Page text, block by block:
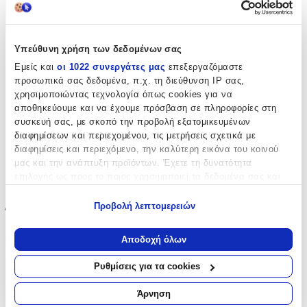
Υπεύθυνη χρήση των δεδομένων σας
Εμείς και οι 1022 συνεργάτες μας επεξεργαζόμαστε
προσωπικά σας δεδομένα, π.χ. τη διεύθυνση IP σας,
χρησιμοποιώντας τεχνολογία όπως cookies για να
αποθηκεύουμε και να έχουμε πρόσβαση σε πληροφορίες στη
συσκευή σας, με σκοπό την προβολή εξατομικευμένων
διαφημίσεων και περιεχομένου, τις μετρήσεις σχετικά με
διαφημίσεις και περιεχόμενο, την καλύτερη εικόνα του κοινού
μας και την ανάπτυξη προϊόντων. Έχετε τη δυνατότητα
Να συλλέξουμε πληροφορίες σχετικά με τη γεωγραφική
σας τοποθεσία, οι οποίες μπορεί να είναι ακριβείς σε
απόσταση μερικών μέτρων
Να αναγνωρίσουμε τη συσκευή σας σαρώνοντας ενεργά
για συγκεκριμένα χαρακτηριστικά (δακτυλικό αποτύπωμα)
Μάθετε περισσότερα σχετικά με τον τρόπο επεξεργασίας των
Προβολή λεπτομερειών
Αποδοχή όλων
Ρυθμίσεις για τα cookies
Άρνηση
Χαρακτηριστικά
+
Χαρακτηριστικά
Κατασκευαστής:
Senza
Βασικά Χαρακτηριστικά
Επιχρυσωμένα:
Όχι
Έξτρα Χαρακτηριστικά
Αξιολογήσεις